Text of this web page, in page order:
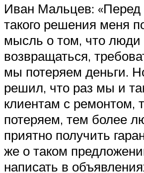
Иван Мальцев: «Перед
такого решения меня
мысль о том, что люди
возвращаться,
мы потеряем деньги.
решил, что раз мы и
клиентам с ремонтом,
потеряем, тем более
приятно получить
же о таком
написать в